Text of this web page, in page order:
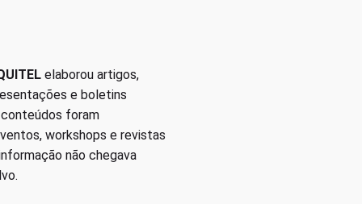
elaborou artigos,
e boletins
foram
workshops e revistas
não chegava